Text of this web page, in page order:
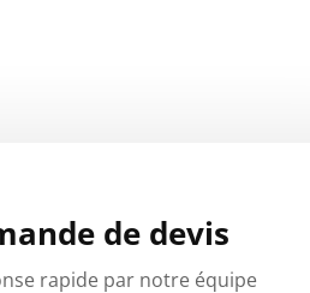
de devis
rapide par notre équipe